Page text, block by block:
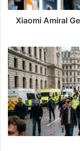
Xiaomi Amiral